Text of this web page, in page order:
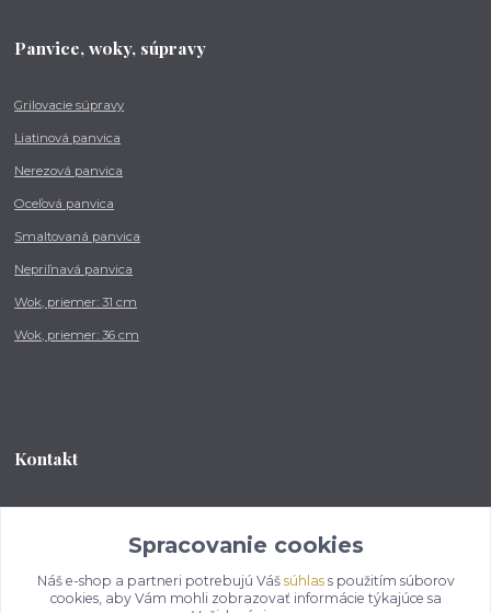
Panvice, woky, súpravy
Grilovacie súpravy
Liatinová panvica
Nerezová panvica
Oceľová panvica
Smaltovaná panvica
Nepriľnavá panvica
Wok, priemer: 31 cm
Wok, priemer: 36 cm
Kontakt
od 8:00 - do 16:00 hod
info@kotlikovesupravy.sk
Spracovanie cookies
Náš e-shop a partneri potrebujú Váš súhlass použitím súborov
cookies, aby Vám mohli zobrazovať informácie týkajúce sa